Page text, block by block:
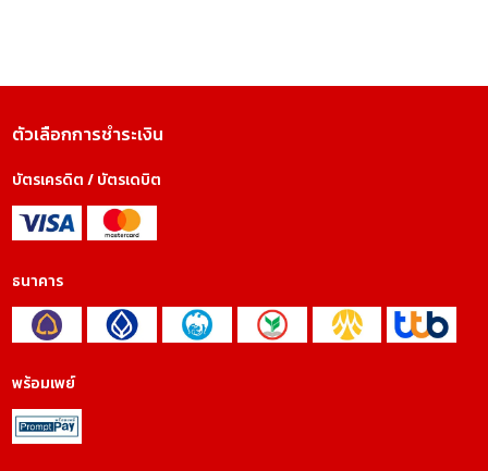
ตัวเลือกการชำระเงิน
บัตรเครดิต / บัตรเดบิต
ธนาคาร
พร้อมเพย์